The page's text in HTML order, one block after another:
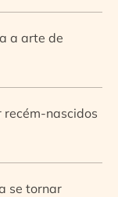
a arte de
nascidos
se tornar